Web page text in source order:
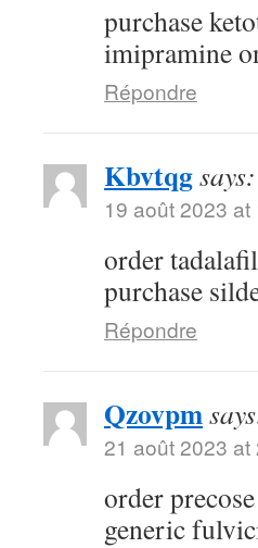
purchase
imipramine
Répondre
Kbvtqgsays:
19 août 2023 at
order
purchase
Répondre
Qzovpm
21 août 2023 at
order
generic